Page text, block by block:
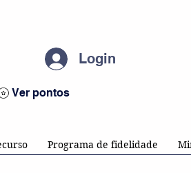
Login
Ver pontos
Programa de fidelidade